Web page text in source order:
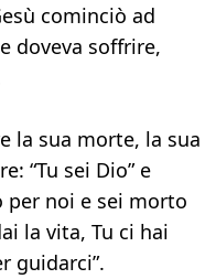
cominciò ad
doveva soffrire,
la sua morte, la sua
“Tu sei Dio” e
per noi e sei morto
la vita, Tu ci hai
guidarci”.